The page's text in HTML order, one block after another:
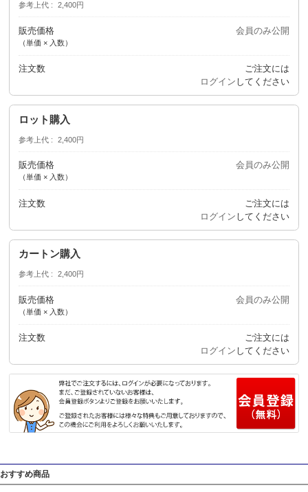
参考上代 2,400円
販売価格
（単価 × 入数）
会員のみ公開
注文数
ご注文には
ログイン してください
ロット購入
参考上代 2,400円
販売価格
（単価 × 入数）
会員のみ公開
注文数
ご注文には
ログイン してください
カートン購入
参考上代 2,400円
販売価格
（単価 × 入数）
会員のみ公開
注文数
ご注文には
ログイン してください
おすすめ商品